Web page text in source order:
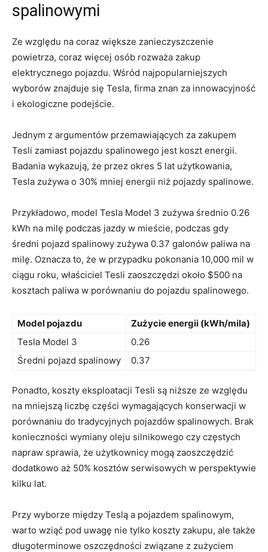
spalinowymi
Ze względu na ‍coraz większe zanieczyszczenie‌
powietrza, coraz ⁤więcej‍ osób rozważa zakup
‌elektrycznego pojazdu.⁤ Wśród ​najpopularniejszych
wyborów⁢ znajduje się Tesla, firma znan za innowacyjność
i ekologiczne podejście.
Jednym z argumentów przemawiających za zakupem
Tesli zamiast pojazdu spalinowego jest koszt energii.
Badania wykazują, że przez‍ okres 5 lat użytkowania,
Tesla zużywa o 30% mniej energii niż ⁣pojazdy spalinowe.
Przykładowo, model Tesla Model 3 zużywa średnio 0.26
kWh na milę podczas jazdy w mieście, podczas gdy
średni pojazd spalinowy zużywa 0.37 galonów paliwa⁣ na
milę. Oznacza to, że w przypadku pokonania 10,000 ​mil w
ciągu roku, ‌właściciel Tesli zaoszczędzi około $500 na
kosztach paliwa w porównaniu do pojazdu spalinowego.
Model pojazdu
Zużycie energii (kWh/mila)
Tesla ​Model 3
0.26
Średni pojazd spalinowy
0.37
Ponadto, koszty eksploatacji Tesli są ‍niższe ze względu
na mniejszą liczbę części wymagających konserwacji w⁢
porównaniu do tradycyjnych pojazdów spalinowych. Brak
konieczności ⁣wymiany oleju silnikowego czy częstych
napraw sprawia, że użytkownicy mogą zaoszczędzić‍
dodatkowo aż 50% kosztów serwisowych w perspektywie
kilku lat.
Przy wyborze między Teslą a pojazdem spalinowym,
warto wziąć ​pod uwagę nie tylko koszty zakupu,​ ale także
długoterminowe oszczędności ⁢związane z zużyciem